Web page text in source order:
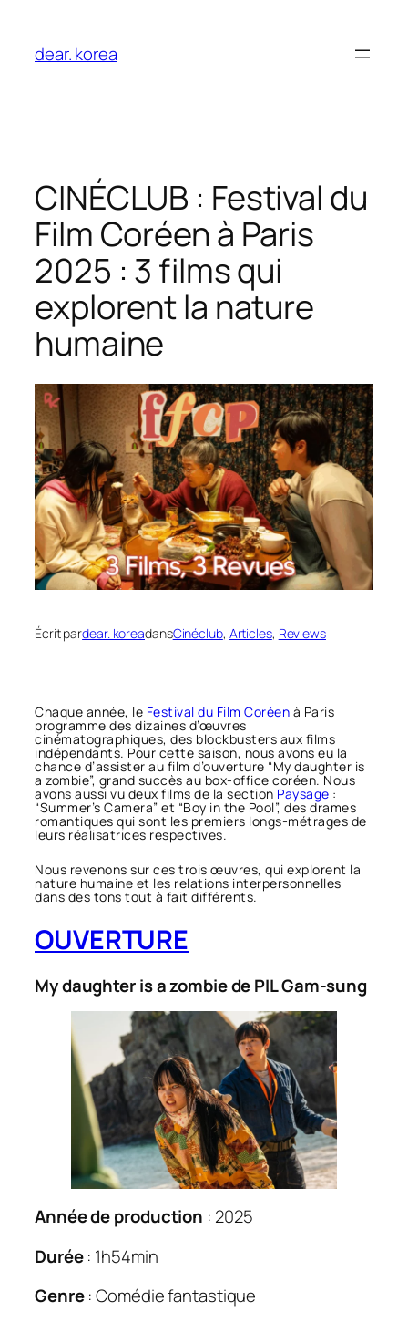
contenu
dear. korea
CINÉCLUB : Festival du
Film Coréen à Paris
2025 : 3 films qui
explorent la nature
humaine
Écrit pardear. koreadansCinéclub, Articles, Reviews
Chaque année, le Festival du Film Coréen à Paris
programme des dizaines d’œuvres
cinématographiques, des blockbusters aux films
indépendants. Pour cette saison, nous avons eu la
chance d’assister au film d’ouverture “My daughter is
a zombie”, grand succès au box-office coréen. Nous
avons aussi vu deux films de la section Paysage :
“Summer’s Camera” et “Boy in the Pool”, des drames
romantiques qui sont les premiers longs-métrages de
leurs réalisatrices respectives.
Nous revenons sur ces trois œuvres, qui explorent la
nature humaine et les relations interpersonnelles
dans des tons tout à fait différents.
OUVERTURE
My daughter is a zombie de PIL Gam-sung
Année de production : 2025
Durée: 1h54min
Genre: Comédie fantastique